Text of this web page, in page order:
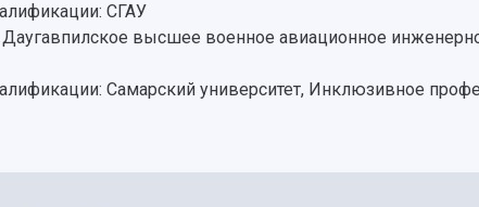
СГАУ
высшее военное авиационное
Самарский университет, Инклюзивное